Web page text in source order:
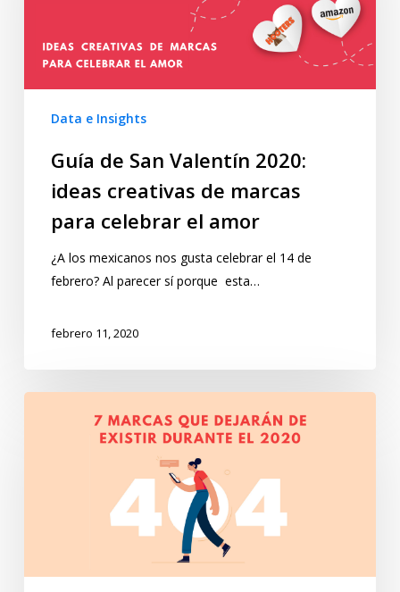
Data e Insights
Guía de San Valentín 2020:
ideas creativas de marcas
para celebrar el amor
¿A los mexicanos nos gusta celebrar el 14 de
febrero? Al parecer sí porque esta…
febrero 11, 2020